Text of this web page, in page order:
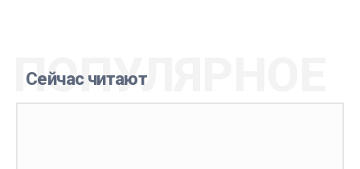
Сейчас читают
ПОПУЛЯРНОЕ